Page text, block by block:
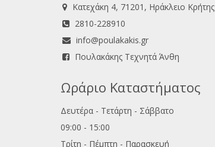
Κατεχάκη 4, 71201, Ηράκλειο Κρήτης
2810-228910
info@poulakakis.gr
Πουλακάκης Τεχνητά Άνθη
Ωράριο Καταστήματος
Δευτέρα - Τετάρτη - Σάββατο
09:00 - 15:00
Τρίτη - Πέμπτη - Παρασκευή